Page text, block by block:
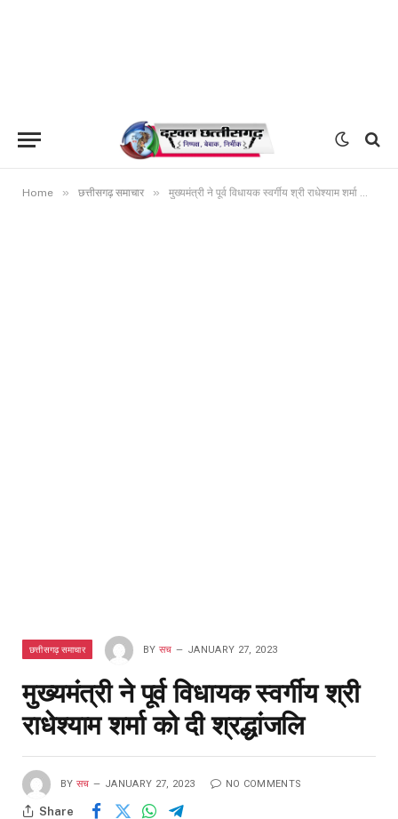
Home » छत्तीसगढ़ समाचार » मुख्यमंत्री ने पूर्व विधायक स्वर्गीय श्री राधेश्याम शर्मा को दी श्रद्धांजलि
छत्तीसगढ़ समाचार BY सच JANUARY 27, 2023
मुख्यमंत्री ने पूर्व विधायक स्वर्गीय श्री
राधेश्याम शर्मा को दी श्रद्धांजलि
BY सच JANUARY 27, 2023 NO COMMENTS
Share